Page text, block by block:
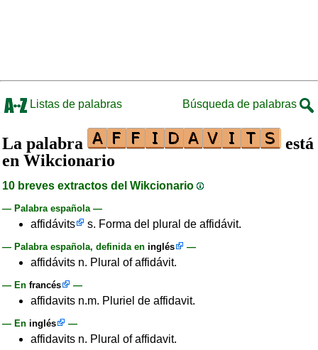
Listas de palabras Búsqueda de palabras
La palabra
está
en Wikcionario
10 breves extractos del Wikcionario
— Palabra española —
affidávits s. Forma del plural de affidávit.
— Palabra española, definida en inglés —
affidávits n. Plural of affidávit.
— En francés —
affidavits n.m. Pluriel de affidavit.
— En inglés —
affidavits n. Plural of affidavit.